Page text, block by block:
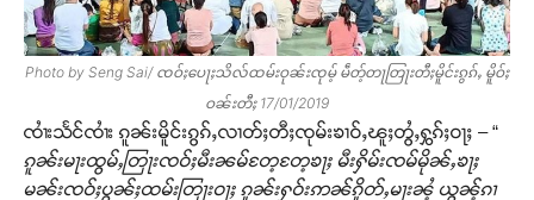
Photo by Seng Sai/ ၸဝ်ႈပေႃႈသိလ်ထမ်းဝုၼ်းၸုမ့် မဵတ့်တႃတြႃးတီႈမိူင်းၵွၵ်ႇ မိူဝ်ႈ
ဝၼ်းတီႈ 17/01/2019
ၸၢႆးသႅင်ၸၢႆး ၵူၼ်းမိူင်းၵွၵ်ႇလၢတ်ႈတီႈၸုမ်းၶၢဝ်ႇၽူႈတွႆႇႁွၵ်ႈဝႃႈ – “
ၵူၼ်းမႃးထွမ်ႇတြႃးၸဝ်ႈမီးၼမ်တႄ့တႄ့ၶႃႈ မီးႁိမ်းၸမ်မိုၼ်ႇၶႃႈ
မၼ်းၸဝ်ႈပွၼ်ႈထမ်းတြႃးဝႃႈ ၵူၼ်းႁဝ်းဢၼ်ၵိူတ်ႇမႃးၼႆ့ ယွၼ့်ၵၢ